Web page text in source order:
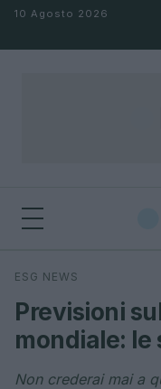
Salta al contenuto
10 Agosto 2026
Cerca
ESG NEWS
Previsioni
mondiale:
Non crederai mai a